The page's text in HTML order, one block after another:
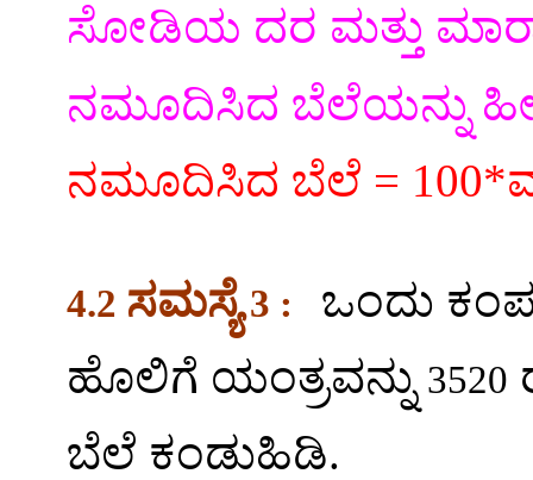
ಸೋಡಿಯ ದರ ಮತ್ತು
ನಮೂದಿಸಿದ ಬೆಲೆಯನ್ನು
ನಮೂದಿಸಿದ ಬೆಲೆ = 100*
4.2 ಸಮಸ್ಯೆ 3 :
ಒಂದು
ಹೊಲಿಗೆ ಯಂತ್ರವನ್ನು 3520
ಬೆಲೆ ಕಂಡುಹಿಡಿ.